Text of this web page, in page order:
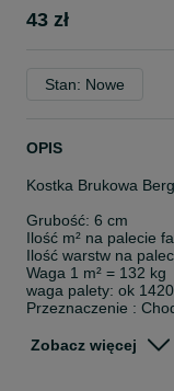
43 zł
Stan: Nowe
OPIS
Kostka Brukowa
Grubość: 6 cm
Ilość m² na palecie
Ilość warstw na
Waga 1 m² = 132 kg
waga palety: ok
Przeznaczenie :
kolor: Orzechowy,
Zobacz więcej